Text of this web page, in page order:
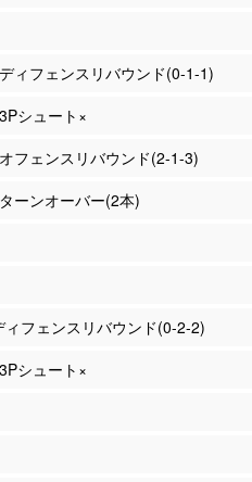
ィフェンスリバウンド(0-1-1)
シュート×
フェンスリバウンド(2-1-3)
ーンオーバー(2本)
ィフェンスリバウンド(0-2-2)
シュート×